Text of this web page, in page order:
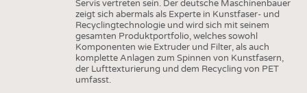
AUSSCHREIBUNGEN
DTV AUSSCHREIBUNGSDIENST
DAUNENCHECK
TERMINE
BRANCHENTERMINE
Servis vertreten sein. Der deutsche Maschinenbauer
zeigt sich abermals als Experte in Kunstfaser- und
Recyclingtechnologie und wird sich mit seinem
gesamten Produktportfolio, welches sowohl
Komponenten wie Extruder und Filter, als auch
komplette Anlagen zum Spinnen von Kunstfasern,
der Lufttexturierung und dem Recycling von PET
umfasst.